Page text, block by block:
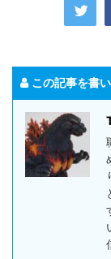
この記事を書